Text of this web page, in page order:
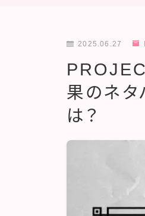
2025.06.27
果のネタ
は？